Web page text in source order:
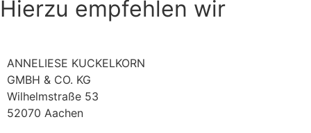
Hierzu empfehlen wir
ANNELIESE KUCKELKORN
GMBH & CO. KG
Wilhelmstraße 53
52070 Aachen